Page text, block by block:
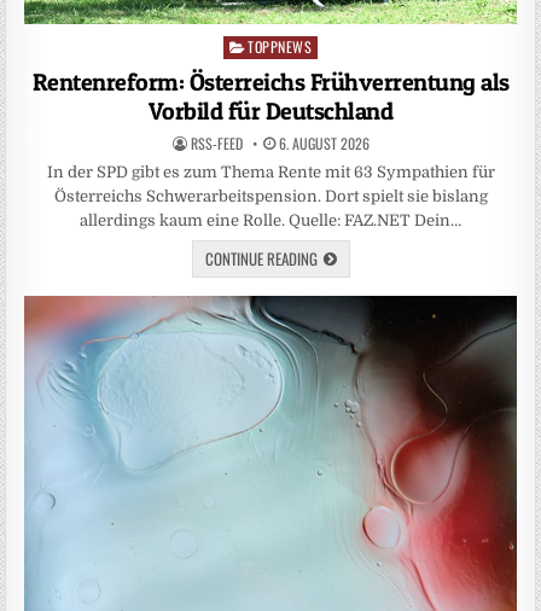
Posted
TOPPNEWS
Rentenreform: Österreichs Frühverrentung als
Vorbild für Deutschland
RSS-FEED 6. AUGUST 2026
In der SPD gibt es zum Thema Rente mit 63 Sympathien für
Österreichs Schwerarbeitspension. Dort spielt sie bislang
allerdings kaum eine Rolle. Quelle: FAZ.NET Dein…
CONTINUE READING